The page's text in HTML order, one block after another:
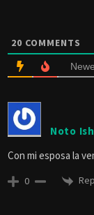
20 COMMENTS
Noto
Con mi esposa la
0